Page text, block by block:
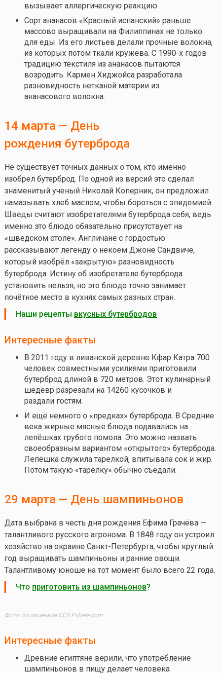
вызывает аллергическую реакцию.
Сорт ананасов «Красный испанский» раньше
массово выращивали на Филиппинах не только
для еды. Из его листьев делали прочные волокна,
из которых потом ткали кружева. С 1990-х годов
традицию текстиля из ананасов пытаются
возродить. Кармен Хиджойса разработала
разновидность нетканой материи из
ананасового волокна.
14 марта — День
рождения бутерброда
Не существует точных данных о том, кто именно
изобрел бутерброд. По одной из версий это сделал
знаменитый ученый Николай Коперник, он предложил
намазывать хлеб маслом, чтобы бороться с эпидемией.
Шведы считают изобретателями бутерброда себя, ведь
именно это блюдо обязательно присутствует на
«шведском столе». Англичане с гордостью
рассказывают легенду о некоем Джоне Сандвиче,
который изобрёл «закрытую» разновидность
бутерброда. Истину об изобретателе бутерброда
установить нельзя, но это блюдо точно занимает
почётное место в кухнях самых разных стран.
Наши рецепты вкусных бутербродов
Интересные факты
В 2011 году в ливанской деревне Кфар Катра 700
человек совместными усилиями приготовили
бутерброд длиной в 720 метров. Этот кулинарный
шедевр разрезали на 14260 кусочков и
раздали гостям.
И ещё немного о «предках» бутерброда. В Средние
века жирные мясные блюда подавались на
лепёшках грубого помола. Это можно назвать
своеобразным вариантом «открытого» бутерброда.
Лепёшка служила тарелкой, впитывала сок и жир.
Потом такую «тарелку» обычно съедали.
29 марта — День шампиньонов
Дата выбрана в честь дня рождения Ефима Грачёва —
талантливого русского агронома. В 1848 году он устроил
хозяйство на окраине Санкт-Петербурга, чтобы круглый
год выращивать шампиньоны и ранние овощи.
Талантливому юноше на тот момент было всего 22 года.
Что приготовить из шампиньонов?
Фото: по лицензии CC0 Pxhere.com
Интересные факты
Древние египтяне верили, что употребление
шампиньонов в пищу делает человека